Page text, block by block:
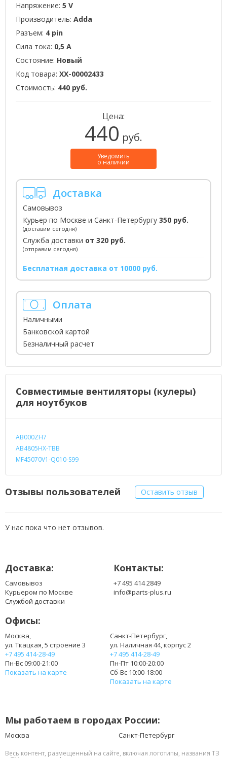
Напряжение: 5 V
Производитель: Adda
Разъем: 4 pin
Сила тока: 0,5 А
Состояние: Новый
Код товара: XX-00002433
Стоимость: 440 руб.
Цена:
440 руб.
Уведомить
о наличии
Доставка
Самовывоз
Курьер по Москве и Санкт-Петербургу 350 руб.
(доставим сегодня)
Служба доставки от 320 руб.
(отправим сегодня)
Бесплатная доставка от 10000 руб.
Оплата
Наличными
Банковской картой
Безналичный расчет
Совместимые вентиляторы (кулеры)
для ноутбуков
AB000ZH7
AB4805HX-TBB
MF45070V1-Q010-S99
Отзывы пользователей Оставить отзыв
У нас пока что нет отзывов.
Доставка:
Самовывоз
Курьером по Москве
Службой доставки
Контакты:
+7 495 414 2849
info@parts-plus.ru
Офисы:
Москва,
ул. Ткацкая, 5 строение 3
+7 495 414-28-49
Пн-Вс 09:00-21:00
Показать на карте
Санкт-Петербург,
ул. Наличная 44, корпус 2
+7 495 414-28-49
Пн-Пт 10:00-20:00
Сб-Вс 10:00-18:00
Показать на карте
Мы работаем в городах России:
Москва Санкт-Петербург
Весь контент, размещенный на сайте, включая логотипы, названия ТЗ